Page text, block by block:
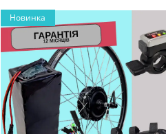
Новинка